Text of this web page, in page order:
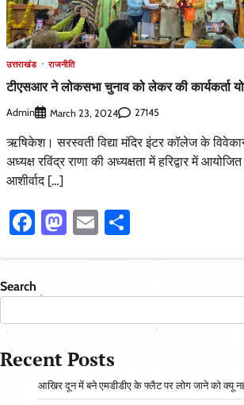
उत्तराखंड राजनीति
टीएसआर ने लोकसभा चुनाव को लेकर की कार्यकर्ता
Admin March 23, 2024 27145
ऋषिकेश। सरस्वती विद्या मंदिर इंटर कॉलेज के
अध्यक्ष रविंद्र राणा की अध्यक्षता में हरिद्वार में
आशीर्वाद […]
Facebook
Mastodon
Email
Search
Recent Posts
आ​खिर दून में बने एमडीडीए के फ्लैट पर लोग जाने को क्यू